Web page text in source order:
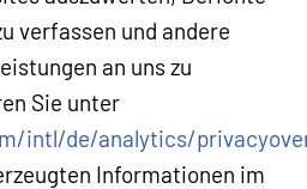
verfassen und andere
an uns zu
Sie unter
intl/de/analytics/
Informationen im